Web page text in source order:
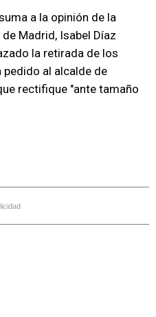
a la opinión de la
Madrid, Isabel Díaz
la retirada de los
al alcalde de
rectifique "ante tamaño